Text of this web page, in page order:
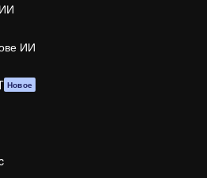
ИИ
Новое